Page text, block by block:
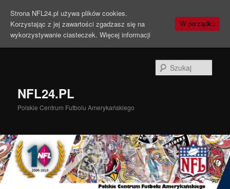
NFL24.PL
Polskie Centrum Futbolu Amerykańskiego
Strona NFL24.pl używa plików cookies.
Korzystając z jej zawartości zgadzasz się na
wykorzystywanie ciasteczek. Więcej informacji
W porządku